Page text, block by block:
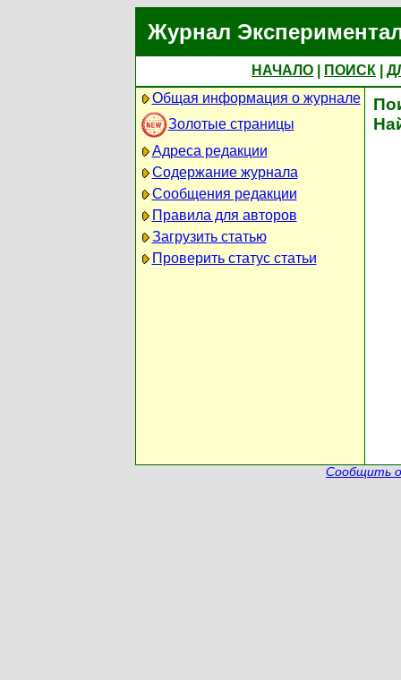
Журнал
НАЧАЛО ПОИСК
Общая информация о журнале
Золотые страницы
Адреса редакции
Содержание журнала
Сообщения редакции
Правила для авторов
Загрузить статью
Проверить статус статьи
Сообщить о